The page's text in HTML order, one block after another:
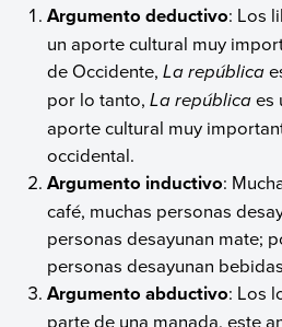
Argumento deductivo: Los
un aporte cultural muy
de Occidente,La república
por lo tanto,La repúblicaes
aporte cultural muy
occidental.
Argumento inductivo:
café, muchas personas
personas desayunan mate;
personas desayunan
Argumento abductivo: Los
parte de una manada, este